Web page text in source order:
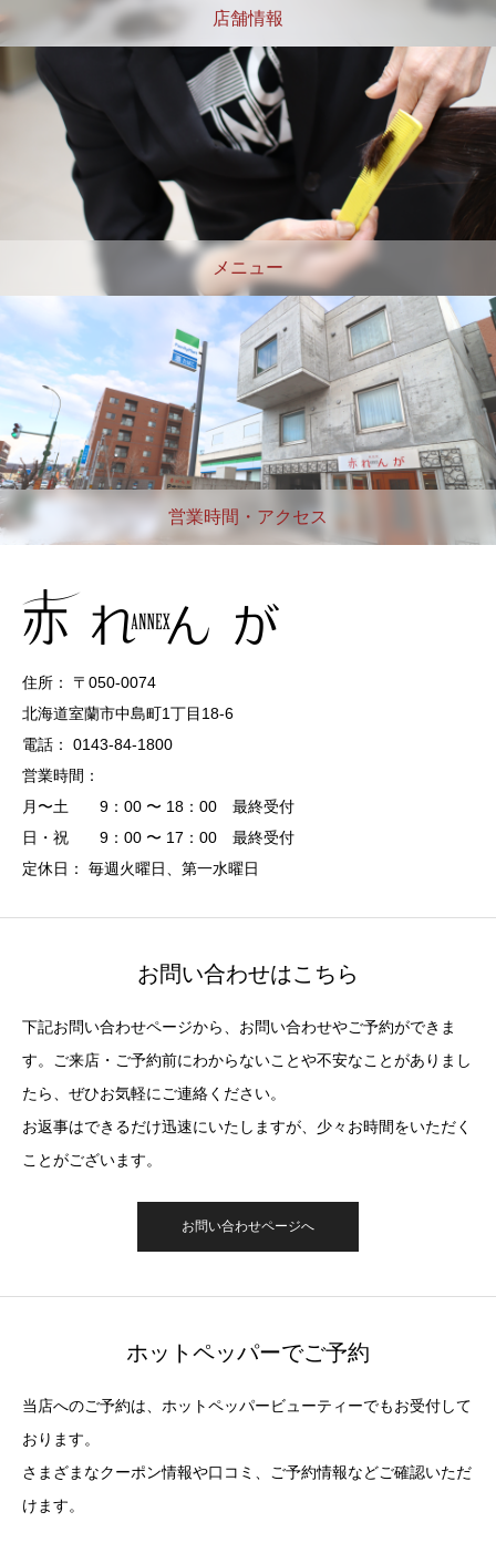
店舗情報
メニュー
営業時間・アクセス
住所： 〒050-0074
北海道室蘭市中島町1丁目18-6
電話： 0143-84-1800
営業時間：
月〜土 9：00 〜 18：00 最終受付
日・祝 9：00 〜 17：00 最終受付
定休日： 毎週火曜日、第一水曜日
お問い合わせはこちら
下記お問い合わせページから、お問い合わせやご予約ができま
す。ご来店・ご予約前にわからないことや不安なことがありまし
たら、ぜひお気軽にご連絡ください。
お返事はできるだけ迅速にいたしますが、少々お時間をいただく
ことがございます。
お問い合わせページへ
ホットペッパーでご予約
当店へのご予約は、ホットペッパービューティーでもお受付して
おります。
さまざまなクーポン情報や口コミ、ご予約情報などご確認いただ
けます。